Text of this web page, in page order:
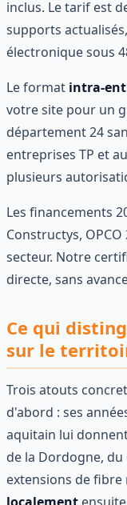
inclus. Le tarif est
supports
électronique sous
Le format intra-
votre site pour un
département 24
entreprises TP et
plusieurs
Les financements
Constructys, OPCO
secteur. Notre
directe, sans
Ce qui
sur le
Trois atouts
d'abord : ses
aquitain lui
de la Dordogne,
extensions de fibre